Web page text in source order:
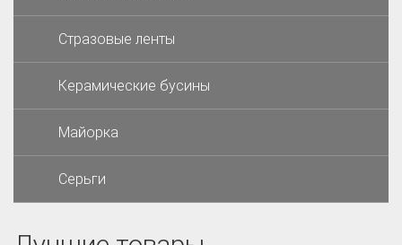
Стразовые ленты
Керамические бусины
Майорка
Серьги